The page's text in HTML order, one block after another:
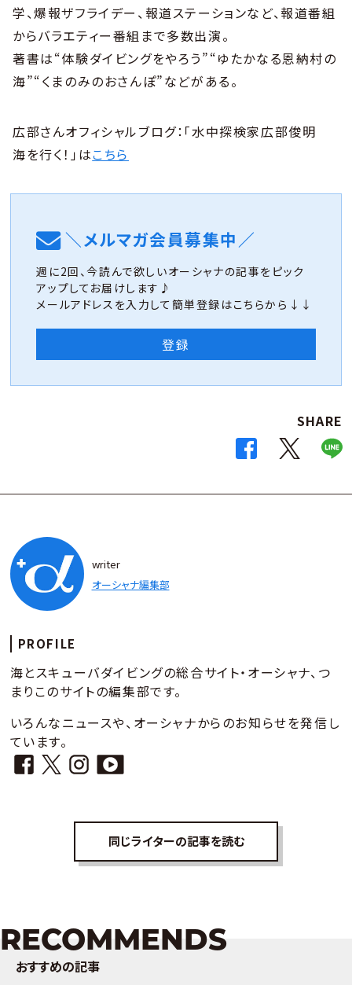
学、爆報ザフライデー、報道ステーションなど、報道番組
からバラエティー番組まで多数出演。
著書は“体験ダイビングをやろう”“ゆたかなる恩納村の
海”“くまのみのおさんぽ”などがある。
広部さんオフィシャルブログ：「水中探検家広部俊明
海を行く！」はこちら
＼メルマガ会員募集中／
週に2回、今読んで欲しいオーシャナの記事をピック
アップしてお届けします♪
メールアドレスを入力して簡単登録はこちらから↓↓
登録
SHARE
writer
オーシャナ編集部
PROFILE
海とスキューバダイビングの総合サイト・オーシャナ、つ
まりこのサイトの編集部です。
いろんなニュースや、オーシャナからのお知らせを発信し
ています。
同じライターの記事を読む
RECOMMENDS
おすすめの記事